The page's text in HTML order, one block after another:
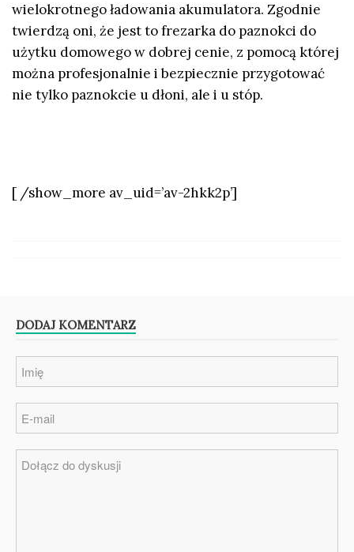
wielokrotnego ładowania akumulatora. Zgodnie
twierdzą oni, że jest to frezarka do paznokci do
użytku domowego w dobrej cenie, z pomocą której
można profesjonalnie i bezpiecznie przygotować
nie tylko paznokcie u dłoni, ale i u stóp.
[ /show_more av_uid=’av-2hkk2p’]
DODAJ KOMENTARZ